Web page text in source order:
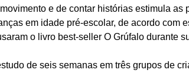
e de contar histórias estimula as
em idade pré-escolar, de acordo com
o livro best-seller O Grúfalo durante
de seis semanas em três grupos de